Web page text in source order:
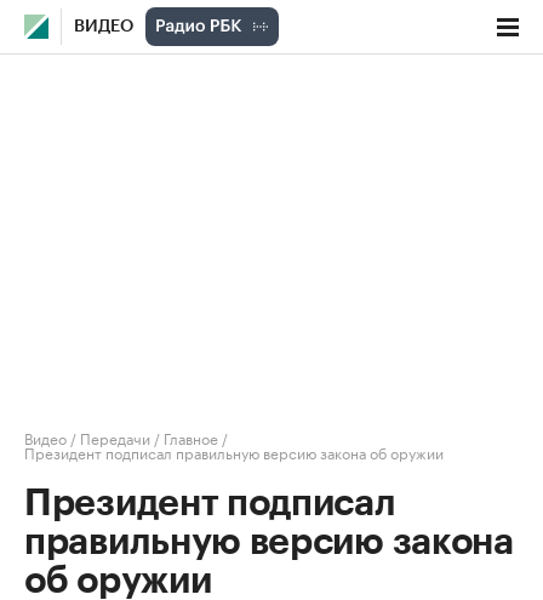
ВИДЕО
Видео / Передачи / Главное /
Президент подписал правильную версию закона об оружии
Президент подписал
правильную версию закона
об оружии